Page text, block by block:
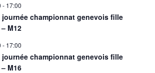
- 17:00
journée championnat genevois fille
M12
- 17:00
journée championnat genevois fille
M16